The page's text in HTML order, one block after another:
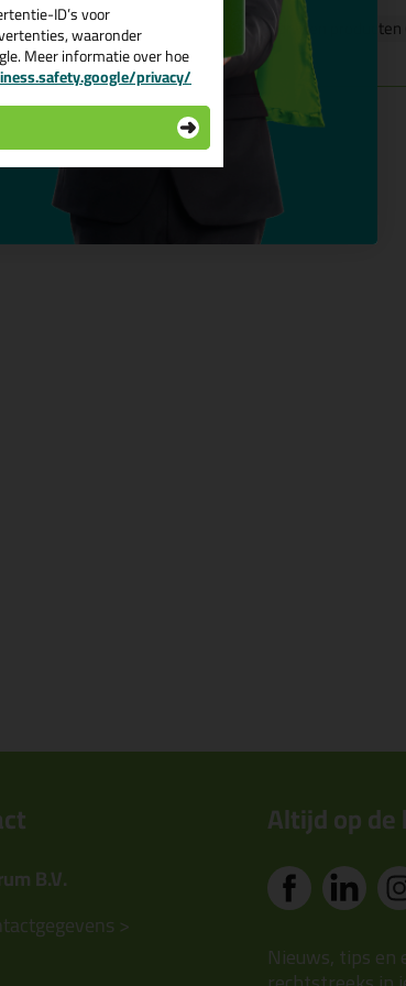
producten (Alkydverf), Water gedragen
B.V.
>
Altijd op
Nieuws, tips en
ID’s voor
waaronder
Meer informatie over hoe
privacy/